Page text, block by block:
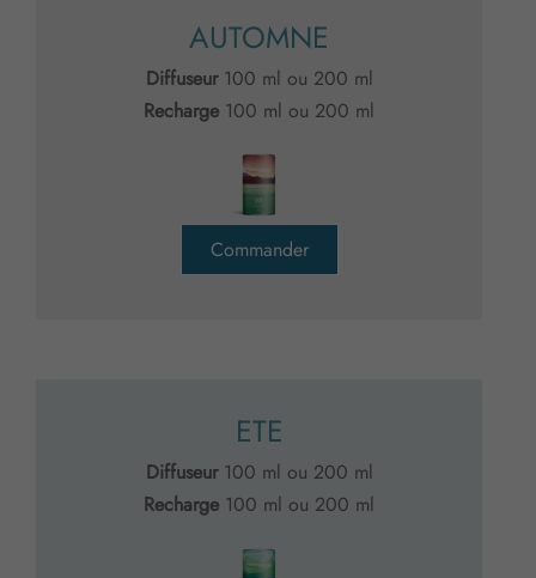
AUTOMNE
Diffuseur100 ml ou 200 ml
Recharge 100 ml ou 200 ml
Commander
ETE
Diffuseur100 ml ou 200 ml
Recharge 100 ml ou 200 ml